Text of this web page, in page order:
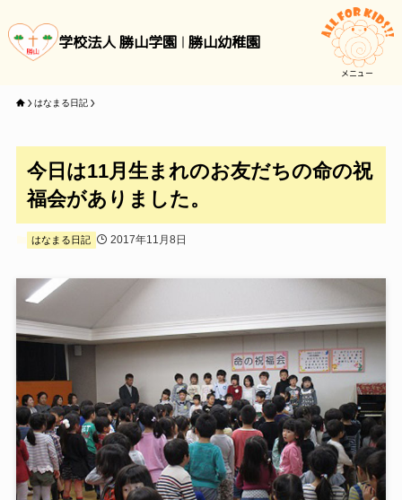
学校法人 勝山学園 勝山幼稚園
メニュー
はなまる日記
今日は11月生まれのお友だちの命の祝
福会がありました。
はなまる日記 2017年11月8日